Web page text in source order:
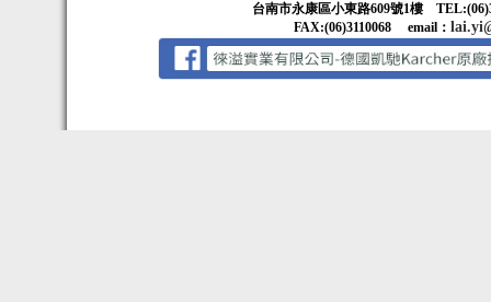
台南市永康區小東路609號1樓
FAX:(06)3110068 email：